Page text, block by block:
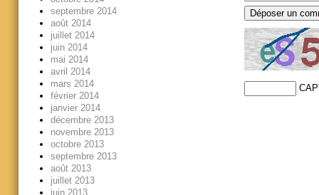
septembre 2014
août 2014
juillet 2014
juin 2014
mai 2014
avril 2014
mars 2014
février 2014
janvier 2014
décembre 2013
novembre 2013
octobre 2013
septembre 2013
août 2013
juillet 2013
juin 2013